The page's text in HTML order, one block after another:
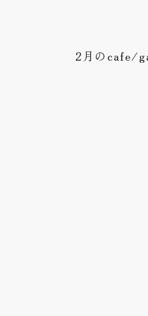
2月のcafe/